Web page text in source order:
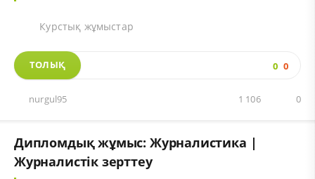
Курстық жұмыстар
ТОЛЫҚ 0 0
nurgul95 0
1 106
Дипломдық жұмыс: Журналистика |
Журналистік зерттеу